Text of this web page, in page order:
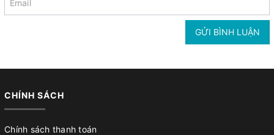
GỬI BÌNH LUẬN
CHÍNH SÁCH
Chính sách thanh toán